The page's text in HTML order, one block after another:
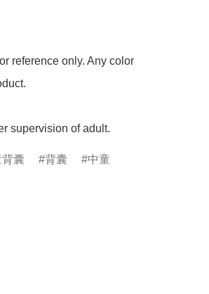
reference only. Any color
supervision of adult.
囊 背囊
中童